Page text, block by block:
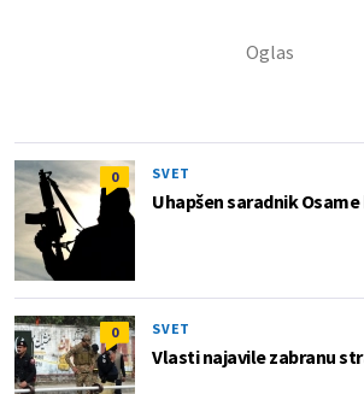
0 SVET
Uhapšen saradnik Osame
0 SVET
Vlasti najavile zabranu